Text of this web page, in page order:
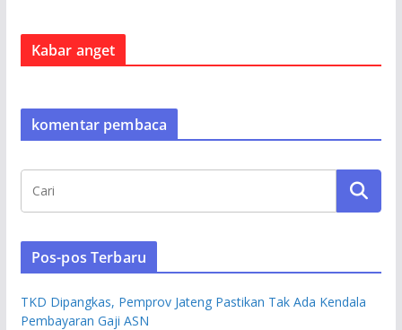
Kabar anget
komentar pembaca
Pos-pos Terbaru
TKD Dipangkas, Pemprov Jateng Pastikan Tak Ada Kendala
Pembayaran Gaji ASN